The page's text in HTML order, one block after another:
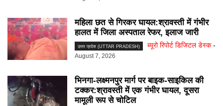
महिला छत से गिरकर घायल:श्रावस्ती में गंभीर
हालत में जिला अस्पताल रेफर, इलाज जारी
उत्तर प्रदेश (UTTAR PRADESH) ब्यूरो रिपोर्ट डिजिटल डेस्क -
August 7, 2026
भिनगा-लक्ष्मनपुर मार्ग पर बाइक-साइकिल की
टक्कर:श्रावस्ती में एक गंभीर घायल, दूसरा
मामूली रूप से चोटिल